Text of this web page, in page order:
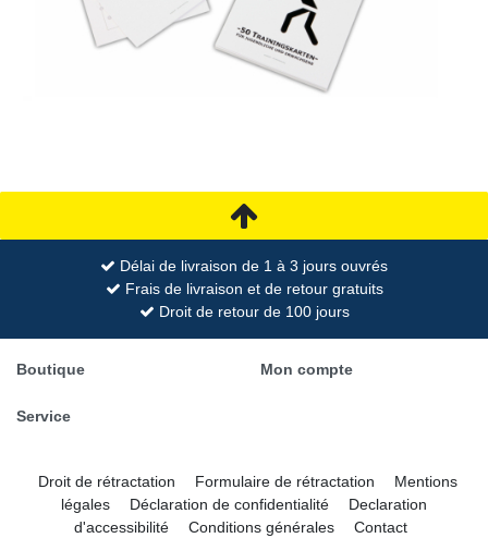
Délai de livraison de 1 à 3 jours ouvrés
Frais de livraison et de retour gratuits
Droit de retour de 100 jours
Boutique Mon compte
Service
Droit de rétractation Formulaire de rétractation
Mentions
légales
Déclaration de confidentialité
Declaration
d'accessibilité
Conditions générales Contact